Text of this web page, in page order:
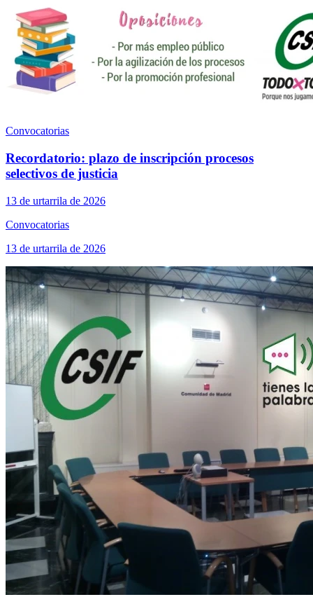
Convocatorias
Recordatorio: plazo de inscripción procesos
selectivos de justicia
13 de urtarrila de 2026
Convocatorias
13 de urtarrila de 2026